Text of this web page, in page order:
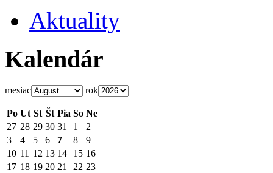
Aktuality
Kalendár
mesiac rok
Po Ut St Št Pia So Ne
27 28 29 30 31 1
2
3
4 5 6 7 8
9
10 11 12 13 14 15 16
17 18 19 20 21 22 23